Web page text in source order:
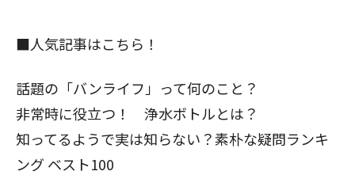
■人気記事はこちら！
話題の「バンライフ」って何のこと？
非常時に役立つ！ 浄水ボトルとは？
知ってるようで実は知らない？素朴な疑問ランキ
ング ベスト100